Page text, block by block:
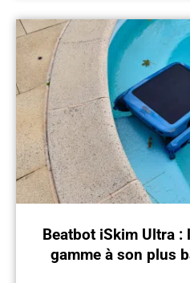
Beatbot iSkim Ultra :
gamme à son plus